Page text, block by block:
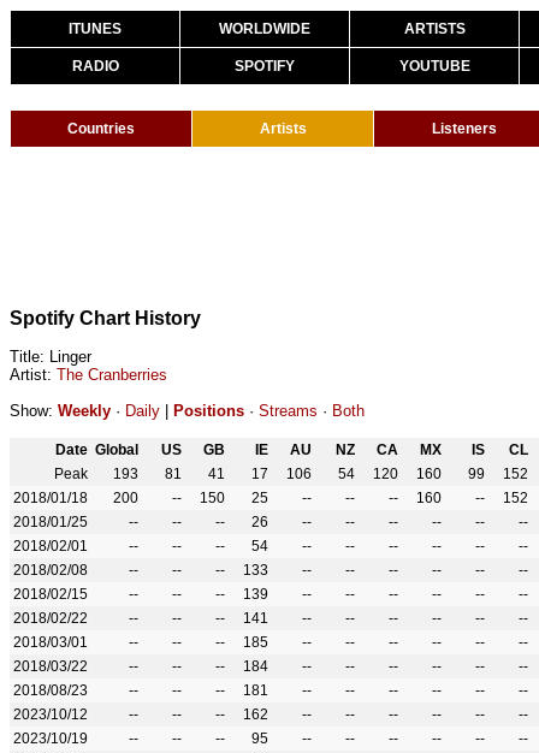
ITUNES WORLDWIDE ARTISTS
RADIO SPOTIFY YOUTUBE
Countries Artists Listeners
Spotify Chart History
Title: Linger
Artist: The Cranberries
Show: Weekly · Daily Positions · Streams · Both
Date Global US GB IE AU NZ CA MX IS
CL
Peak
193 81 41 17 106 54 120 160 99
152
2018/01/18
200 -- 150 25 -- -- -- 160 --
152
2018/01/25
-- -- -- 26 -- -- -- -- --
--
2018/02/01
-- -- -- 54 -- -- -- -- --
--
2018/02/08
-- -- -- 133 -- -- -- -- --
--
2018/02/15
-- -- -- 139 -- -- -- -- --
--
2018/02/22
-- -- -- 141 -- -- -- -- --
--
2018/03/01
-- -- -- 185 -- -- -- -- --
--
2018/03/22
-- -- -- 184 -- -- -- -- --
--
2018/08/23
-- -- -- 181 -- -- -- -- --
--
2023/10/12
-- -- -- 162 -- -- -- -- --
--
2023/10/19
-- -- -- 95 -- -- -- -- --
--